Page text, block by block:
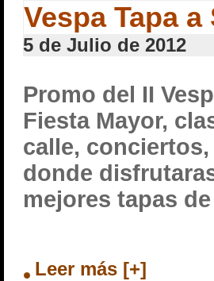
Vespa Tapa a
5 de Julio de 2012
Promo del II
Fiesta Mayor,
calle,
donde
mejores tapas
Leer más [+]